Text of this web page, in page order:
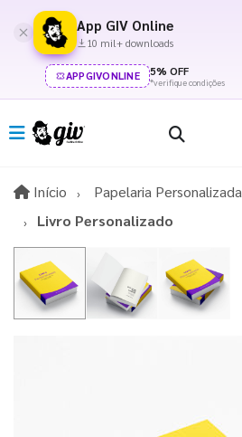
App GIV Online
10 mil+ downloads
APPGIVONLINE 5% OFF
*verifique condições
Início InícioPapelaria Personalizada
Livro Personalizado